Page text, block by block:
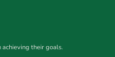
their goals.